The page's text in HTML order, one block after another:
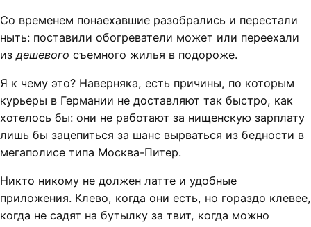
Со временем понаехавшие разобрались и перестали
ныть: поставили обогреватели может или переехали
издешевого съемного жилья в подороже.
Я к чему это? Наверняка, есть причины, по которым
курьеры в Германии не доставляют так быстро, как
хотелось бы: они не работают за нищенскую зарплату
лишь бы зацепиться за шанс вырваться из бедности в
мегаполисе типа Москва-Питер.
Никто никому не должен латте и удобные
приложения. Клево, когда они есть, но гораздо клевее,
когда не садят на бутылку за твит, когда можно